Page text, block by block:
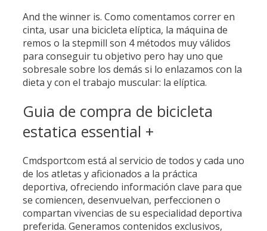
And the winner is. Como comentamos correr en
cinta, usar una bicicleta elíptica, la máquina de
remos o la stepmill son 4 métodos muy válidos
para conseguir tu objetivo pero hay uno que
sobresale sobre los demás si lo enlazamos con la
dieta y con el trabajo muscular: la elíptica.
Guia de compra de bicicleta
estatica essential +
Cmdsportcom está al servicio de todos y cada uno
de los atletas y aficionados a la práctica
deportiva, ofreciendo información clave para que
se comiencen, desenvuelvan, perfeccionen o
compartan vivencias de su especialidad deportiva
preferida. Generamos contenidos exclusivos,